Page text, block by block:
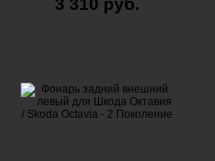
3 310 руб.